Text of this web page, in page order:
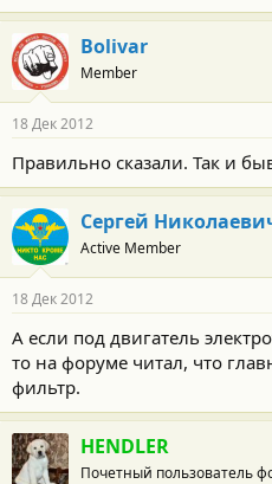
Bolivar
Member
18 Дек 2012
Правильно сказали. Так и
Сергей
Active Member
18 Дек 2012
А если под двигатель
то на форуме читал, что
фильтр.
HENDLER
Почетный пользователь